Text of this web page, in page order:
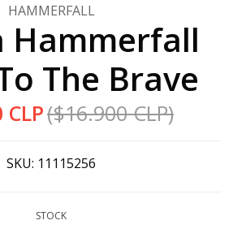
HAMMERFALL
Hammerfall
The Brave
($16.900 CLP)
SKU: 11115256
STOCK